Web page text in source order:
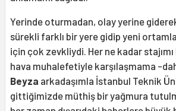
Yerinde oturmadan, olay yerine
sürekli farklı bir yere gidip yeni
için çok zevkliydi. Her ne kadar stajımı
hava muhalefetiyle karşılaşmama -
Beyza arkadaşımla İstanbul Teknik
gittiğimizde müthiş bir yağmura